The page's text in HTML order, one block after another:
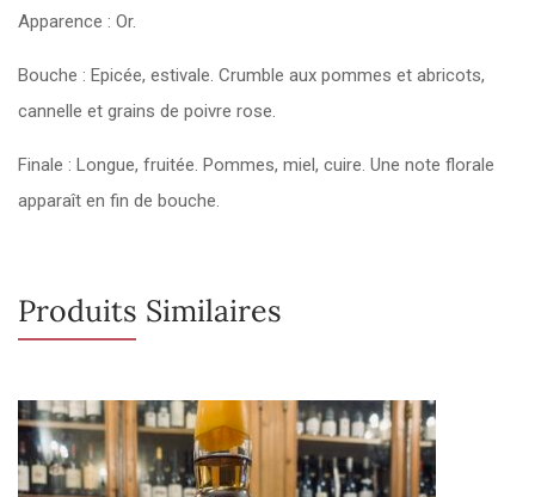
Apparence : Or.
Bouche : Epicée, estivale. Crumble aux pommes et abricots,
cannelle et grains de poivre rose.
Finale : Longue, fruitée. Pommes, miel, cuire. Une note florale
apparaît en fin de bouche.
Produits Similaires
Rupture de stock